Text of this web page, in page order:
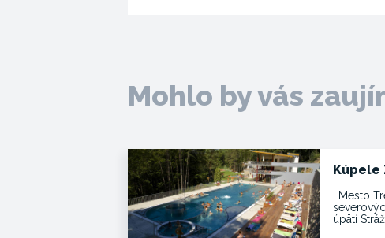
Mohlo by vás
Kúpele
. Mesto
úpätí